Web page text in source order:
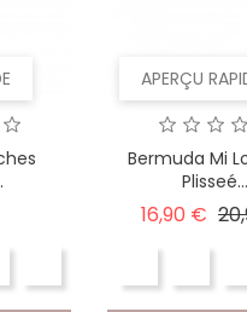
APERÇU
Bermuda Mi
Plisseé...
16,90 € Prix